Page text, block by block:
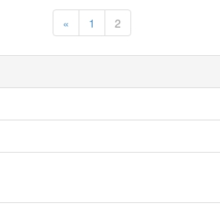
«Previous
1 2